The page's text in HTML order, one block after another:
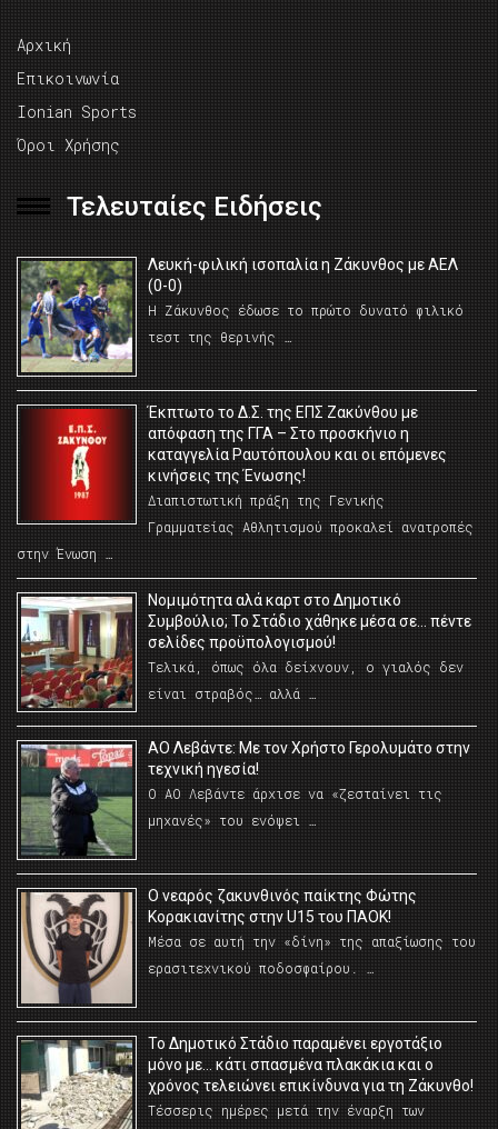
Αρχική
Επικοινωνία
Ionian Sports
Όροι Χρήσης
Τελευταίες Ειδήσεις
Λευκή-φιλική ισοπαλία η Ζάκυνθος με ΑΕΛ
(0-0)
Η Ζάκυνθος έδωσε το πρώτο δυνατό φιλικό
τεστ της θερινής …
Έκπτωτο το Δ.Σ. της ΕΠΣ Ζακύνθου με
απόφαση της ΓΓΑ – Στο προσκήνιο η
καταγγελία Ραυτόπουλου και οι επόμενες
κινήσεις της Ένωσης!
Διαπιστωτική πράξη της Γενικής
Γραμματείας Αθλητισμού προκαλεί ανατροπές
στην Ένωση …
Νομιμότητα αλά καρτ στο Δημοτικό
Συμβούλιο; Το Στάδιο χάθηκε μέσα σε… πέντε
σελίδες προϋπολογισμού!
Τελικά, όπως όλα δείχνουν, ο γιαλός δεν
είναι στραβός… αλλά …
ΑΟ Λεβάντε: Με τον Χρήστο Γερολυμάτο στην
τεχνική ηγεσία!
Ο ΑΟ Λεβάντε άρχισε να «ζεσταίνει τις
μηχανές» του ενόψει …
O νεαρός ζακυνθινός παίκτης Φώτης
Κορακιανίτης στην U15 του ΠΑΟΚ!
Μέσα σε αυτή την «δίνη» της απαξίωσης του
ερασιτεχνικού ποδοσφαίρου. …
Το Δημοτικό Στάδιο παραμένει εργοτάξιο
μόνο με… κάτι σπασμένα πλακάκια και ο
χρόνος τελειώνει επικίνδυνα για τη Ζάκυνθο!
Τέσσερις ημέρες μετά την έναρξη των